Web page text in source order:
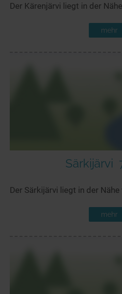
Der Kärenjärvi liegt in der
mehr
Särkijärvi
Der Särkijärvi liegt in der Nähe
mehr